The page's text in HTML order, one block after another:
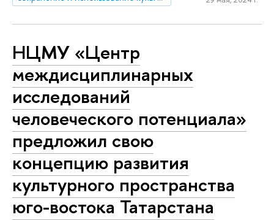
НЦМУ «Центр
междисциплинарных
исследований
человеческого потенциала»
предложил свою
концепцию развития
культурного пространства
юго-востока Татарстана